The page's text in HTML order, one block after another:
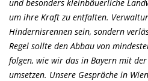
und besonders kleinbäuerliche
um ihre Kraft zu entfalten.
Hindernisrennen sein, sondern
Regel sollte den Abbau von
folgen, wie wir das in Bayern mit
umsetzen. Unsere Gespräche in